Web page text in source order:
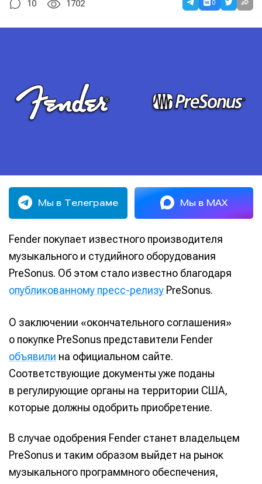
10 1702 0
Мы в Телеграме Мы в MAX
Fender покупает известного производителя
музыкального и студийного оборудования
PreSonus. Об этом стало известно благодаря
опубликованному пресс-релизу PreSonus.
О заключении «окончательного соглашения»
о покупке PreSonus представители Fender
объявили на официальном сайте.
Соответствующие документы уже поданы
в регулирующие органы на территории США,
которые должны одобрить приобретение.
В случае одобрения Fender станет владельцем
PreSonus и таким образом выйдет на рынок
музыкального программного обеспечения,